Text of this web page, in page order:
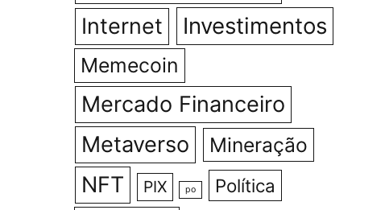
Internet Investimentos
Memecoin
Mercado Financeiro
Metaverso
Mineração
NFT PIX po Política